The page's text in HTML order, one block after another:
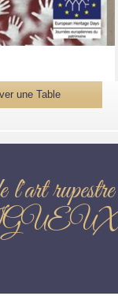
une Table
l'art rupestre